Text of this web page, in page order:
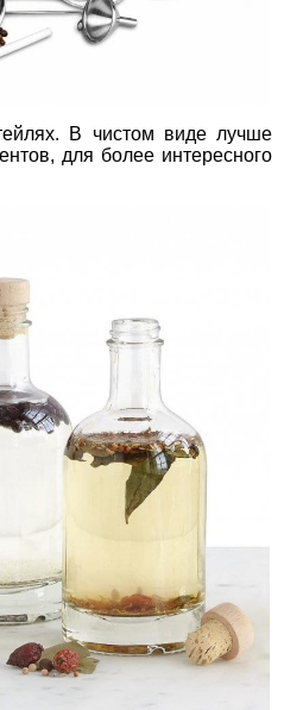
В чистом виде лучше
для более интересного